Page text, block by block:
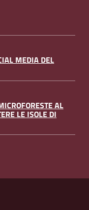
MEDIA DEL
AL
LE ISOLE DI